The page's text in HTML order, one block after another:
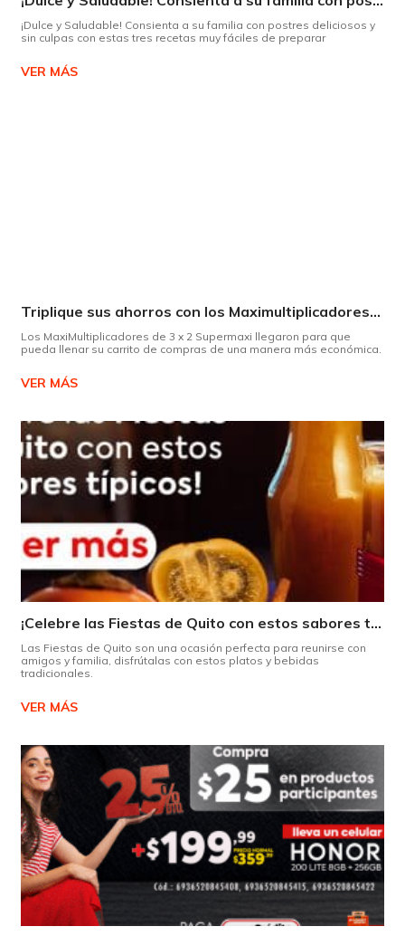
¡Dulce y Saludable! Consienta a su familia con postres deliciosos y
sin culpas con estas tres recetas muy fáciles de preparar
VER MÁS
Triplique sus ahorros con los Maximultiplicadores de Supermaxi
Los MaxiMultiplicadores de 3 x 2 Supermaxi llegaron para que
pueda llenar su carrito de compras de una manera más económica.
VER MÁS
¡Celebre las Fiestas de Quito con estos sabores típicos!
Las Fiestas de Quito son una ocasión perfecta para reunirse con
amigos y familia, disfrútalas con estos platos y bebidas
tradicionales.
VER MÁS